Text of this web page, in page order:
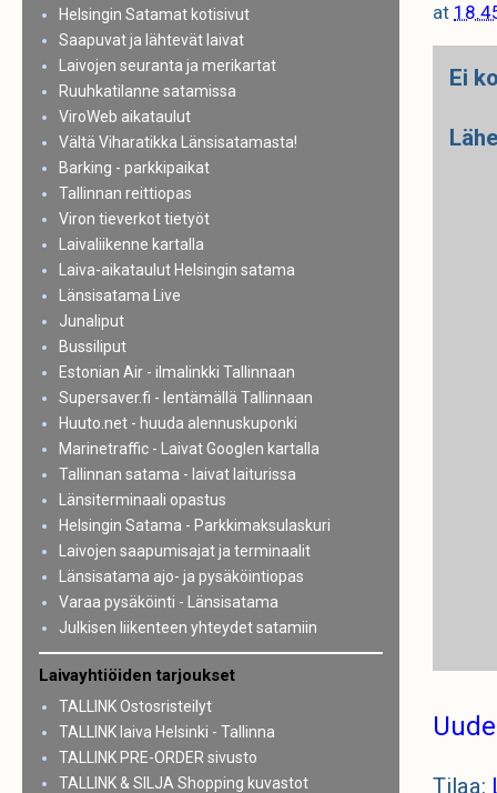
at
Ei
Tilaa:
Helsingin Satamat kotisivut
Saapuvat ja lähtevät laivat
Laivojen seuranta ja merikartat
Ruuhkatilanne satamissa
ViroWeb aikataulut
Vältä Viharatikka Länsisatamasta!
Barking - parkkipaikat
Tallinnan reittiopas
Viron tieverkot tietyöt
Laivaliikenne kartalla
Laiva-aikataulut Helsingin satama
Länsisatama Live
Junaliput
Bussiliput
Estonian Air - ilmalinkki Tallinnaan
Supersaver.fi - lentämällä Tallinnaan
Huuto.net - huuda alennuskuponki
Marinetraffic - Laivat Googlen kartalla
Tallinnan satama - laivat laiturissa
Länsiterminaali opastus
Helsingin Satama - Parkkimaksulaskuri
Laivojen saapumisajat ja terminaalit
Länsisatama ajo- ja pysäköintiopas
Varaa pysäköinti - Länsisatama
Julkisen liikenteen yhteydet satamiin
Laivayhtiöiden tarjoukset
TALLINK Ostosristeilyt
TALLINK laiva Helsinki - Tallinna
TALLINK PRE-ORDER sivusto
TALLINK & SILJA Shopping kuvastot